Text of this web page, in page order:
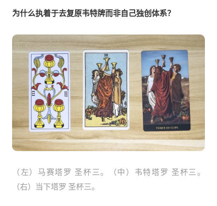
为什么执着于去复原韦特牌而非自己独创体系？
（左）马赛塔罗 圣杯三。（中）韦特塔罗 圣杯三。
（右）当下塔罗 圣杯三。